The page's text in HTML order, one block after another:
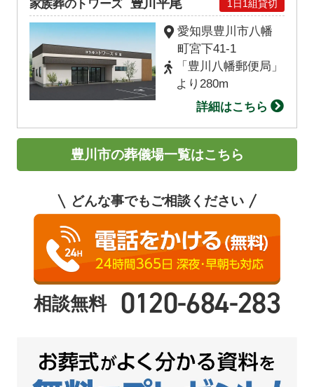
家族葬のトワーズ 豊川平尾 1日1組貸切
愛知県豊川市八幡
町宮下41-1
「豊川八幡郵便局」
より280m
詳細はこちら
豊川市の葬儀場一覧はこちら
どんな事でもご相談ください
相談無料 0120-684-283